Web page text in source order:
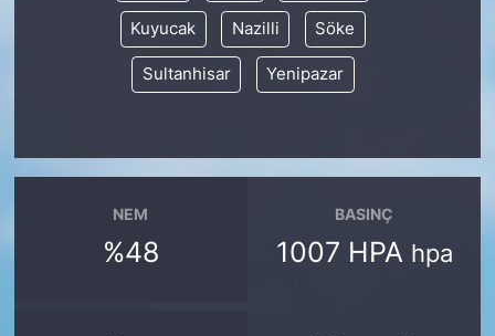
Kuyucak Nazilli Söke
Sultanhisar Yenipazar
NEM
%48
BASINÇ
1007 HPA hpa